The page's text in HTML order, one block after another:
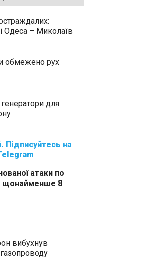
Одеса – Миколаїв
обмежено рух
для
атаки по
щонайменше 8
вибухнув